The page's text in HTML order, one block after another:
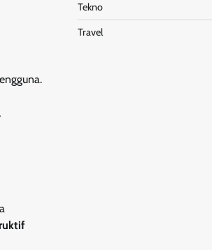
Tekno
Travel